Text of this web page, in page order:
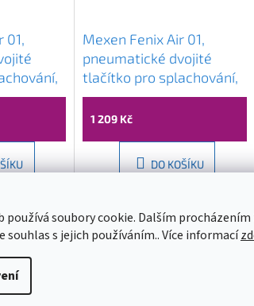
používá soubory cookie. Dalším
souhlas s jejich používáním.. Více informací
01,
Mexen Fenix ​​Air 01,
pneumatické dvojité
tlačítko pro splachování,
chrom lesklý, 6A0101
1 209 Kč
DO KOŠÍKU